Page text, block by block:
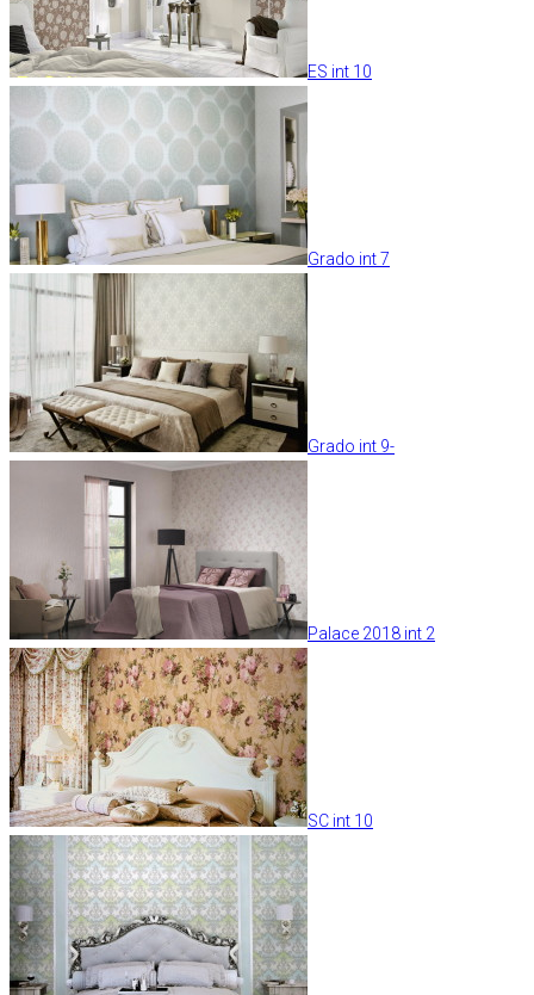
ES int 10
Grado int 7
Grado int 9-
Palace 2018 int 2
SC int 10